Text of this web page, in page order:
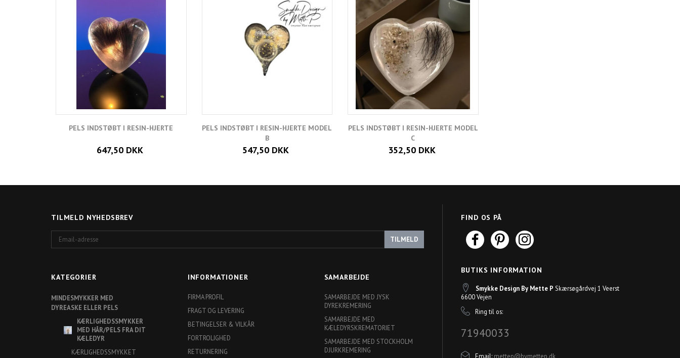
PELS INDSTØBT I RESIN-HJERTE
647,50 DKK
PELS INDSTØBT I RESIN-HJERTE MODEL
B
547,50 DKK
PELS INDSTØBT I RESIN-HJERTE MODEL
C
352,50 DKK
TILMELD NYHEDSBREV
adresse
TILMELD
KATEGORIER
MINDESMYKKER MED
DYREASKE ELLER PELS
KÆRLIGHEDSSMYKKER
MED HÅR/PELS FRA DIT
KÆLEDYR
KÆRLIGHEDSSMYKKET
INFORMATIONER
FIRMA PROFIL
FRAGT OG LEVERING
BETINGELSER & VILKÅR
FORTROLIGHED
RETURNERING
SAMARBEJDE
SAMARBEJDE MED JYSK
DYREKREMERING
SAMARBEJDE MED
KÆLEDYRSKREMATORIET
SAMARBEJDE MED STOCKHOLM
DJURKREMERING
FIND OS PÅ
BUTIKS INFORMATION
Smykke Design By Mette P Skærsøgårdvej 1 Veerst
6600 Vejen
Ring til os:
71940033
Email: mettep@bymettep.dk